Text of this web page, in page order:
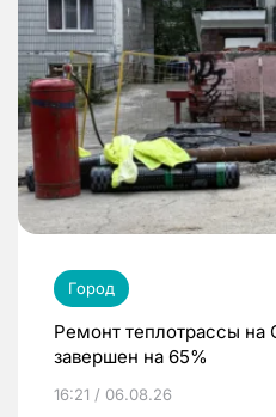
Город
Ремонт теплотрассы на
завершен на 65%
16:21 / 06.08.26